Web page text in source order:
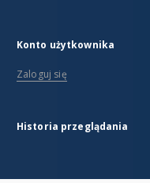
Konto użytkownika
Zaloguj się
Historia przeglądania